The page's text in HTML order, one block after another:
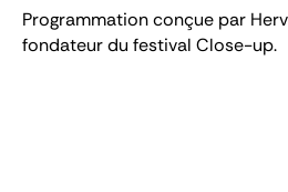
Programmation conçue par
fondateur du festival Close-up.